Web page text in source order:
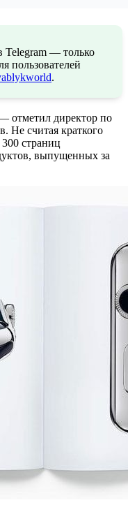
Telegram — только
пользователей
.
отметил директор по
Не считая краткого
страниц
выпущенных за